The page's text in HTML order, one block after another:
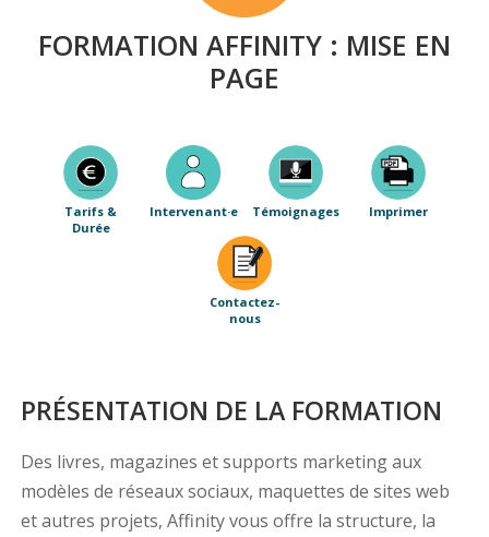
FORMATION AFFINITY : MISE EN
PAGE
Tarifs &
Durée
Intervenant·e Témoignages Imprimer
Contactez-
nous
PRÉSENTATION DE LA FORMATION
Des livres, magazines et supports marketing aux
modèles de réseaux sociaux, maquettes de sites web
et autres projets, Affinity vous offre la structure, la